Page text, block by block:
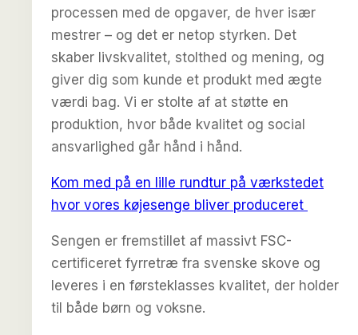
processen med de opgaver, de hver især
mestrer – og det er netop styrken. Det
skaber livskvalitet, stolthed og mening, og
giver dig som kunde et produkt med ægte
værdi bag. Vi er stolte af at støtte en
produktion, hvor både kvalitet og social
ansvarlighed går hånd i hånd.
Kom med på en lille rundtur på værkstedet
hvor vores køjesenge bliver produceret
Sengen er fremstillet af massivt FSC-
certificeret fyrretræ fra svenske skove og
leveres i en førsteklasses kvalitet, der holder
til både børn og voksne.